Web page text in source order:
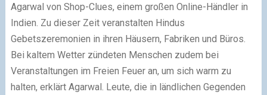
Agarwal von Shop-Clues, einem großen Online-Händler in
Indien. Zu dieser Zeit veranstalten Hindus
Gebetszeremonien in ihren Häusern, Fabriken und Büros.
Bei kaltem Wetter zündeten Menschen zudem bei
Veranstaltungen im Freien Feuer an, um sich warm zu
halten, erklärt Agarwal. Leute, die in ländlichen Gegenden